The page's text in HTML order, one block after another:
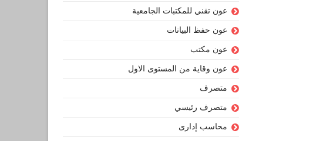
عون تقني للمكتبات الجامعية
عون حفظ البيانات
عون مكتب
عون وقاية من المستوى الاول
متصرف
متصرف رئيسي
محاسب إدارى